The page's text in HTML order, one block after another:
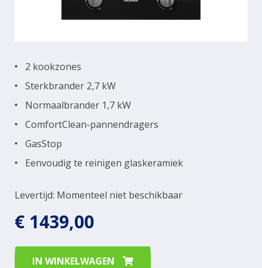
Levertijd: Momenteel niet beschikbaar
2 kookzones
Sterkbrander 2,7 kW
Normaalbrander 1,7 kW
ComfortClean-pannendragers
GasStop
Eenvoudig te reinigen glaskeramiek
€ 1439,00
IN WINKELWAGEN